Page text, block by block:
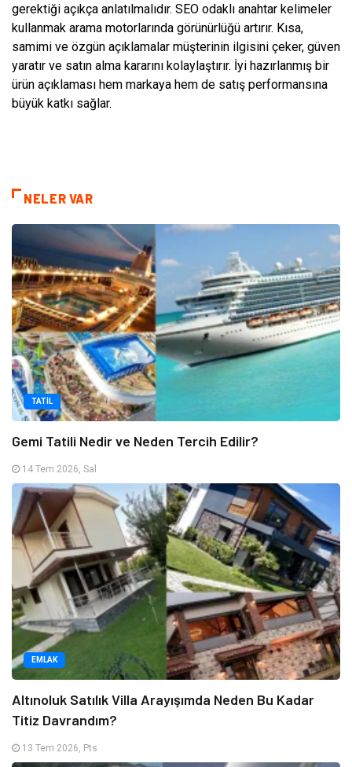
gerektiği açıkça anlatılmalıdır. SEO odaklı anahtar kelimeler
kullanmak arama motorlarında görünürlüğü artırır. Kısa,
samimi ve özgün açıklamalar müşterinin ilgisini çeker, güven
yaratır ve satın alma kararını kolaylaştırır. İyi hazırlanmış bir
ürün açıklaması hem markaya hem de satış performansına
büyük katkı sağlar.
NELER VAR
TATIL
Gemi Tatili Nedir ve Neden Tercih Edilir?
14 Tem 2026, Sal
EMLAK
Altınoluk Satılık Villa Arayışımda Neden Bu Kadar
Titiz Davrandım?
13 Tem 2026, Pts